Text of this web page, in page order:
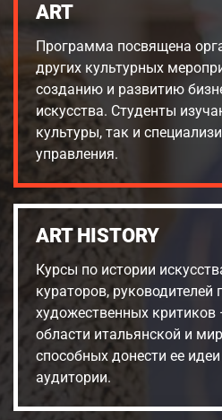
ART
Программа посвящена
других культурных
созданию и развитию
искусства. Студенты
культуры, так и
управления.
ART HISTORY
Курсы по истории
кураторов, руководителей
художественных критиков
области итальянской и
способных донести ее
аудитории.